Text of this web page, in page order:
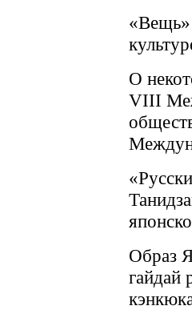
«Вещь»
О
VIII
Образ
гайдай